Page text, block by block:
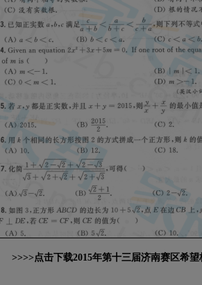
>>>>点击下载2015年第十三届济南赛区希